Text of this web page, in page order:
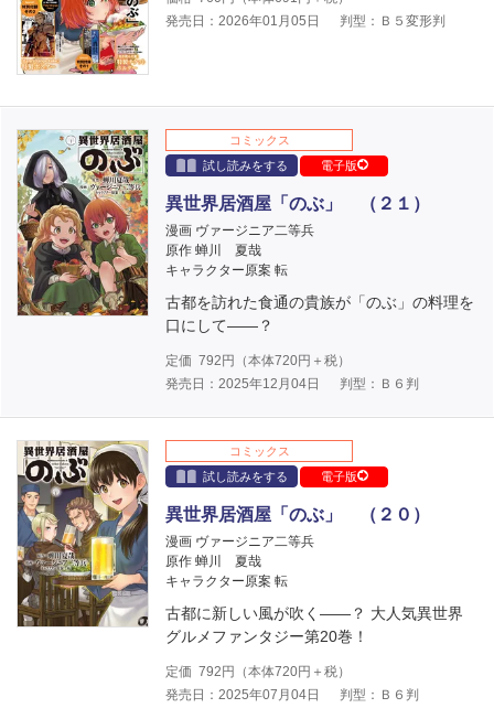
発売日：2026年01月05日
判型：Ｂ５変形判
コミックス
試し読みをする
電子版
異世界居酒屋「のぶ」 （２１）
漫画 ヴァージニア二等兵
原作 蝉川 夏哉
キャラクター原案 転
古都を訪れた食通の貴族が「のぶ」の料理を
口にして――？
定価 792 円（本体720円＋税）
発売日：2025年12月04日
判型：Ｂ６判
コミックス
試し読みをする
電子版
異世界居酒屋「のぶ」 （２０）
漫画 ヴァージニア二等兵
原作 蝉川 夏哉
キャラクター原案 転
古都に新しい風が吹く――？ 大人気異世界
グルメファンタジー第20巻！
定価 792 円（本体720円＋税）
発売日：2025年07月04日
判型：Ｂ６判